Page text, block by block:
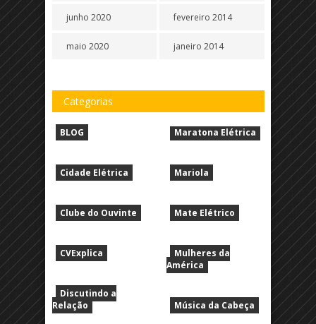
junho 2020
maio 2020
fevereiro 2014
janeiro 2014
Categorias
BLOG
Cidade Elétrica
Clube do Ouvinte
CVExplica
Discutindo a
Relação
Maratona Elétrica
Mariola
Mate Elétrico
Mulheres da
América
Música da Cabeça